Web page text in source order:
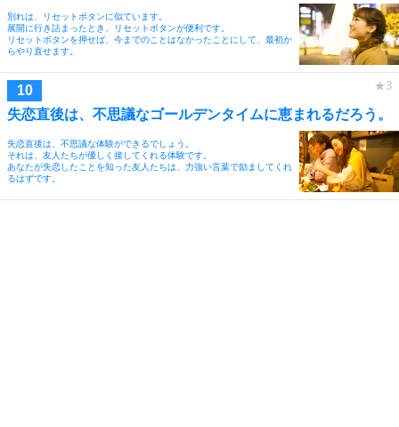
別れは、リセットボタンに似ています。
展開に行き詰まったとき、リセットボタンが便利です。
リセットボタンを押せば、今までのことはなかったことにして、最初か
らやり直せます。
失恋直後は、不思議なゴールデンタイムに恵まれるだろう。
失恋直後は、不思議な体験ができるでしょう。
それは、友人たちが優しく接してくれる体験です。
あなたが失恋したことを知った友人たちは、力強い言葉で励ましてくれ
るはずです。